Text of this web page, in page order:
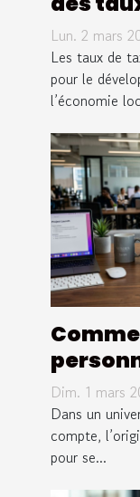
Lun. 2 mars
Les taux de
pour le
l’économie
Dim. 1 mars
Dans un
compte,
pour se...